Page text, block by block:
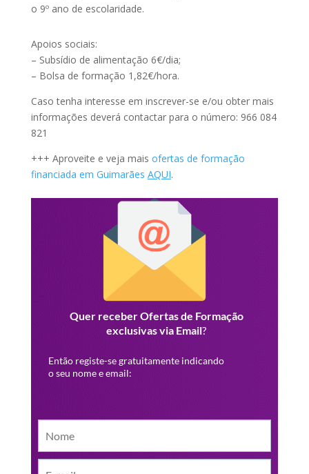
o 9º ano de escolaridade.
Apoios sociais:
– Subsídio de alimentação 6€/dia;
– Bolsa de formação 1,82€/hora.
Caso tenha interesse em inscrever-se e/ou obter mais
informações deverá contactar para o número: 966 084
821
+++ Aproveite e veja mais ofertas de formação
financiada em Guimarães AQUI.